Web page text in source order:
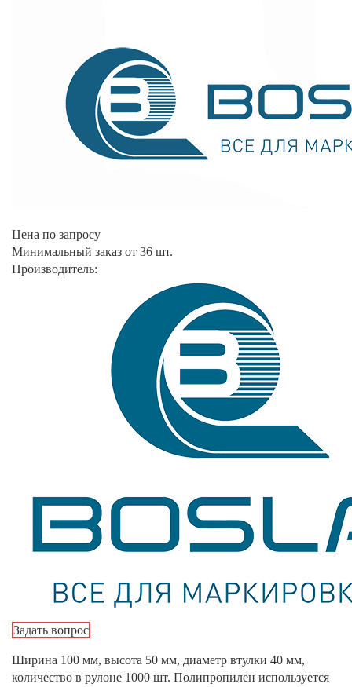
Цена по запросу
Минимальный заказ от 36 шт.
Производитель:
Задать вопрос
Ширина 100 мм, высота 50 мм, диаметр втулки 40 мм,
количество в рулоне 1000 шт. Полипропилен используется